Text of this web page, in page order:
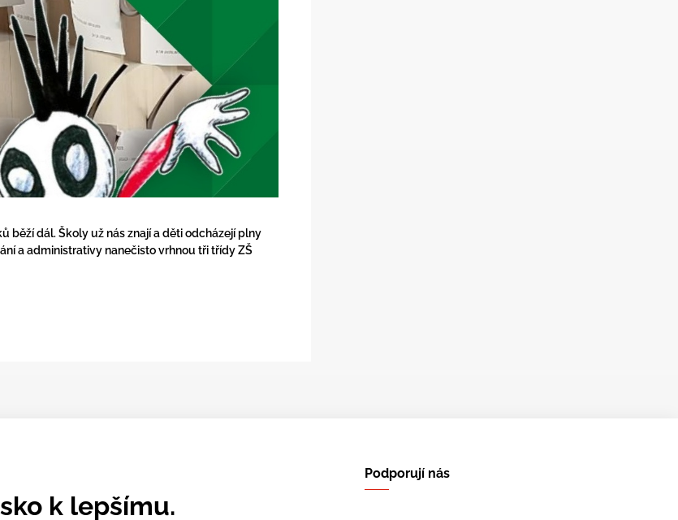
běží dál. Školy už nás znají a děti odcházejí plny
a administrativy nanečisto vrhnou tři třídy ZŠ
k lepšímu.
Podporují nás